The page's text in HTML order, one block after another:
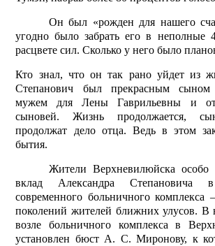
Он был «рожден для нашего
угодно было забрать его в неполные
расцвете сил. Сколько у него было
Кто знал, что он так рано уйдет из
Степанович был прекрасным сыном
мужем для Лены Гаврильевны и
сыновей. Жизнь продолжается,
продолжат дело отца. Ведь в этом
бытия.
Жители Верхневилюйска особо
вклад Александра Степановича в
современного больничного
поколений жителей ближних улусов. В
возле больничного комплекса в
установлен бюст А. С. Миронову, к